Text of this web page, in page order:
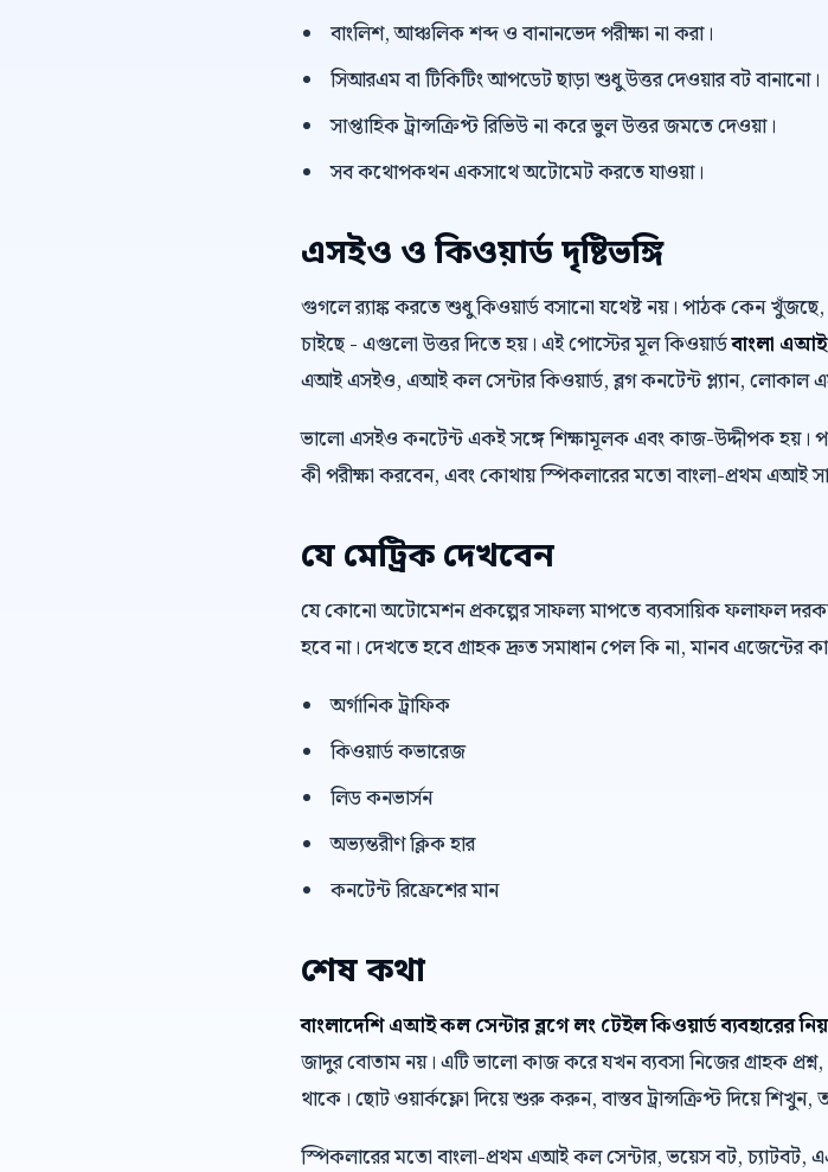
বাংলিশ, আঞ্চলিক শব্দ ও বানানভেদ পরীক্ষা না করা।
সিআরএম বা টিকিটিং আপডেট ছাড়া শুধু উত্তর দেওয়ার বট বানানো।
সাপ্তাহিক ট্রান্সক্রিপ্ট রিভিউ না করে ভুল উত্তর জমতে দেওয়া।
সব কথোপকথন একসাথে অটোমেট করতে যাওয়া।
এসইও ও কিওয়ার্ড দৃষ্টিভঙ্গি
গুগলে র‍্যাঙ্ক করতে শুধু কিওয়ার্ড বসানো যথেষ্ট নয়। পাঠক কেন
চাইছে - এগুলো উত্তর দিতে হয়। এই পোস্টের মূল কিওয়ার্ডবাংলা
এআই এসইও, এআই কল সেন্টার কিওয়ার্ড, ব্লগ কনটেন্ট প্ল্যান, লোকাল
ভালো এসইও কনটেন্ট একই সঙ্গে শিক্ষামূলক এবং কাজ-উদ্দীপক
কী পরীক্ষা করবেন, এবং কোথায় স্পিকলারের মতো বাংলা-প্রথম এআই
যে মেট্রিক দেখবেন
যে কোনো অটোমেশন প্রকল্পের সাফল্য মাপতে ব্যবসায়িক ফলাফল
হবে না। দেখতে হবে গ্রাহক দ্রুত সমাধান পেল কি না, মানব
অর্গানিক ট্রাফিক
কিওয়ার্ড কভারেজ
লিড কনভার্সন
অভ্যন্তরীণ ক্লিক হার
কনটেন্ট রিফ্রেশের মান
শেষ কথা
বাংলাদেশি এআই কল সেন্টার ব্লগে লং টেইল কিওয়ার্ড ব্যবহারের
জাদুর বোতাম নয়। এটি ভালো কাজ করে যখন ব্যবসা নিজের গ্রাহক
থাকে। ছোট ওয়ার্কফ্লো দিয়ে শুরু করুন, বাস্তব ট্রান্সক্রিপ্ট দিয়ে শিখুন,
স্পিকলারের মতো বাংলা-প্রথম এআই কল সেন্টার, ভয়েস বট,